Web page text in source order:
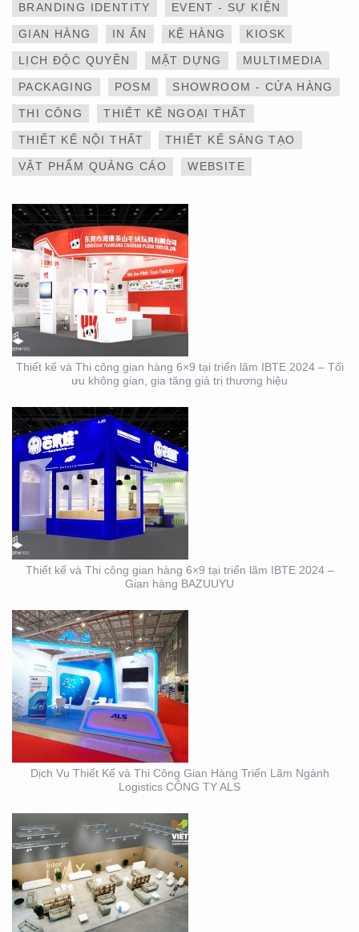
BRANDING IDENTITY EVENT - SỰ KIỆN
GIAN HÀNG IN ẤN KỆ HÀNG KIOSK
LỊCH ĐỘC QUYỀN MẶT DỰNG MULTIMEDIA
PACKAGING POSM SHOWROOM - CỬA HÀNG
THI CÔNG THIẾT KẾ NGOẠI THẤT
THIẾT KẾ NỘI THẤT THIẾT KẾ SÁNG TẠO
VẬT PHẨM QUẢNG CÁO WEBSITE
THIẾT KẾ VÀ THI CÔNG
GIAN HÀNG 6×9 TẠI
TRIỂN LÃM IBTE 2024 –
TỐI ƯU KHÔNG GIAN,
GIA TĂNG GIÁ TRỊ
THƯƠNG HIỆU
Thiết kế và Thi công gian hàng 6×9 tại triển lãm IBTE 2024 – Tối
ưu không gian, gia tăng giá trị thương hiệu
THIẾT KẾ VÀ THI CÔNG
GIAN HÀNG 6×9 TẠI
TRIỂN LÃM IBTE 2024 –
GIAN HÀNG BAZUUYU
Thiết kế và Thi công gian hàng 6×9 tại triển lãm IBTE 2024 –
Gian hàng BAZUUYU
DỊCH VỤ THIẾT KẾ VÀ
THI CÔNG GIAN HÀNG
TRIỂN LÃM NGÀNH
LOGISTICS CÔNG TY
ALS
Dịch Vụ Thiết Kế và Thi Công Gian Hàng Triển Lãm Ngành
Logistics CÔNG TY ALS
THIẾT KẾ THI CÔNG
GIAN HÀNG TRIỂN LÃM
VIFA EXPO 2023 UY TÍN
– CHẤT LƯỢNG
THIẾT KẾ THI CÔNG
TRỌN GÓI SỰ KIỆN MỸ
PHẨM HÀN QUỐC